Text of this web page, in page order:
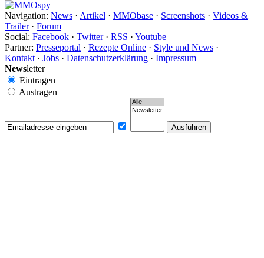
Navigation: News · Artikel · MMObase · Screenshots · Videos &
Trailer· Forum
Social: Facebook · Twitter· RSS · Youtube
Partner: Presseportal · Rezepte Online · Style und News ·
Kontakt · Jobs · Datenschutzerklärung · Impressum
Newsletter
Eintragen
Austragen